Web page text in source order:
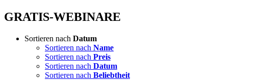
GRATIS-WEBINARE
Sortieren nach Datum
Sortieren nach Name
Sortieren nach Preis
Sortieren nach Datum
Sortieren nach Beliebtheit